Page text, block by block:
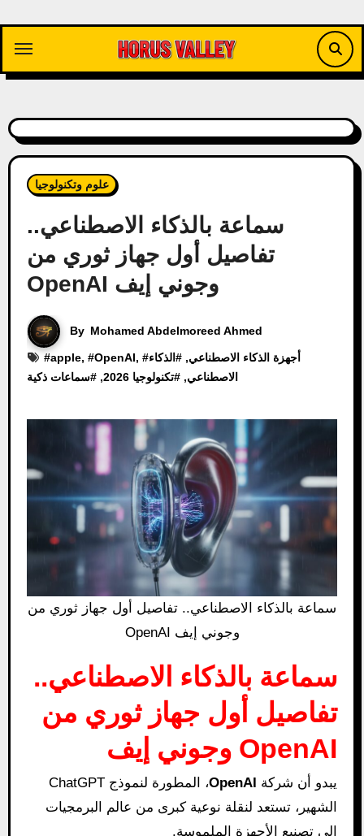
content
علوم وتكنولوجيا
سماعة بالذكاء الاصطناعي..
تفاصيل أول جهاز ثوري من
OpenAI وجوني إيف
By Mohamed Abdelmoreed Ahmed
#apple, #OpenAI, # أجهزة الذكاء الاصطناعي, # الذكاء
الاصطناعي, #تكنولوجيا 2026 , #سماعات ذكية
سماعة بالذكاء الاصطناعي.. تفاصيل أول جهاز ثوري من
OpenAI وجوني إيف
سماعة بالذكاء الاصطناعي..
تفاصيل أول جهاز ثوري من
OpenAI وجوني إيف
يبدو أن شركة OpenAI
، المطورة لنموذج ChatGPT
الشهير، تستعد لنقلة نوعية كبرى من عالم البرمجيات
إلى تصنيع الأجهزة الملموسة.